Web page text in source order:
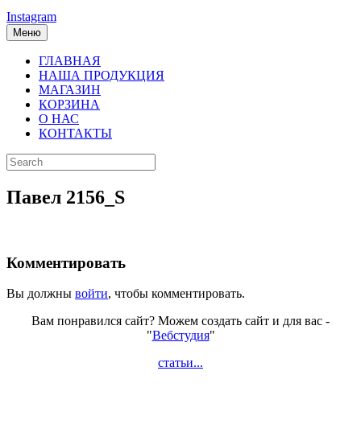
Instagram
Меню
ГЛАВНАЯ
НАША ПРОДУКЦИЯ
МАГАЗИН
КОРЗИНА
О НАС
КОНТАКТЫ
Павел 2156_S
Комментировать
Вы должны войти, чтобы комментировать.
Вам понравился сайт? Можем создать сайт и для вас -
"Вебстудия"
статьи...